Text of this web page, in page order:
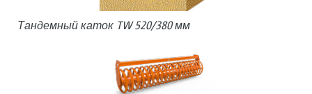
Тандемный каток TW 520/380 мм